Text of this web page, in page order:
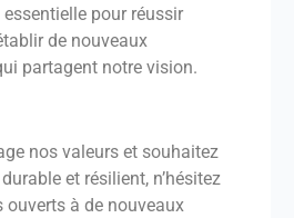
pour réussir
de nouveaux
partagent notre vision.
nos valeurs et souhaitez
et résilient, n’hésitez
à de nouveaux